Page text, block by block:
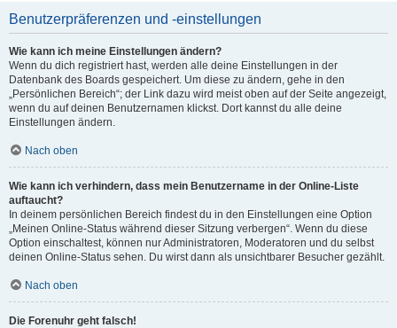
Benutzerpräferenzen und -einstellungen
Wie kann ich meine Einstellungen ändern?
Wenn du dich registriert hast, werden alle deine Einstellungen in der
Datenbank des Boards gespeichert. Um diese zu ändern, gehe in den
„Persönlichen Bereich“; der Link dazu wird meist oben auf der Seite angezeigt,
wenn du auf deinen Benutzernamen klickst. Dort kannst du alle deine
Einstellungen ändern.
Nach oben
Wie kann ich verhindern, dass mein Benutzername in der Online-Liste
auftaucht?
In deinem persönlichen Bereich findest du in den Einstellungen eine Option
„Meinen Online-Status während dieser Sitzung verbergen“. Wenn du diese
Option einschaltest, können nur Administratoren, Moderatoren und du selbst
deinen Online-Status sehen. Du wirst dann als unsichtbarer Besucher gezählt.
Nach oben
Die Forenuhr geht falsch!